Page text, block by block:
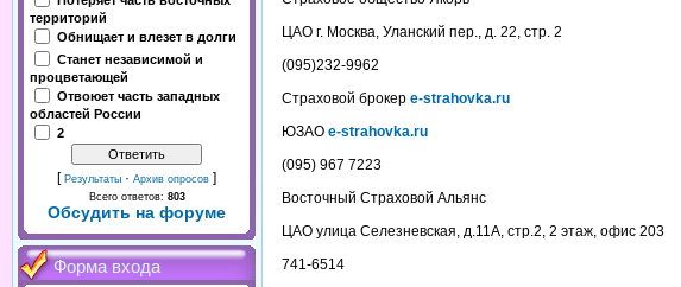
территорий
Обнищает и влезет в долги
Станет независимой и
процветающей
Отвоюет часть западных
областей России
2
[ Результаты · Архив опросов ]
Всего ответов: 803
Обсудить на форуме
Форма входа
ЦАО г. Москва, Уланский пер., д. 22, стр. 2
(095)232-9962
Страховой брокер e-strahovka.ru
ЮЗАО e-strahovka.ru
(095) 967 7223
Восточный Страховой Альянс
ЦАО улица Селезневская, д.11А, стр.2, 2 этаж, офис 203
741-6514